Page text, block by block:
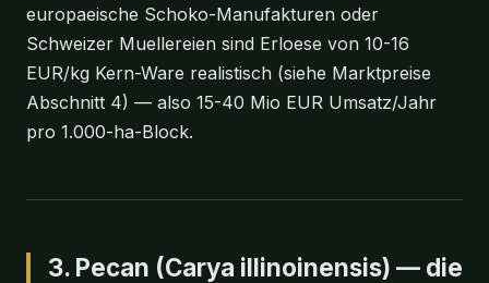
europaeische Schoko-Manufakturen oder
Schweizer Muellereien sind Erloese von 10-16
EUR/kg Kern-Ware realistisch (siehe Marktpreise
Abschnitt 4) — also 15-40 Mio EUR Umsatz/Jahr
pro 1.000-ha-Block.
3. Pecan (Carya illinoinensis) — die